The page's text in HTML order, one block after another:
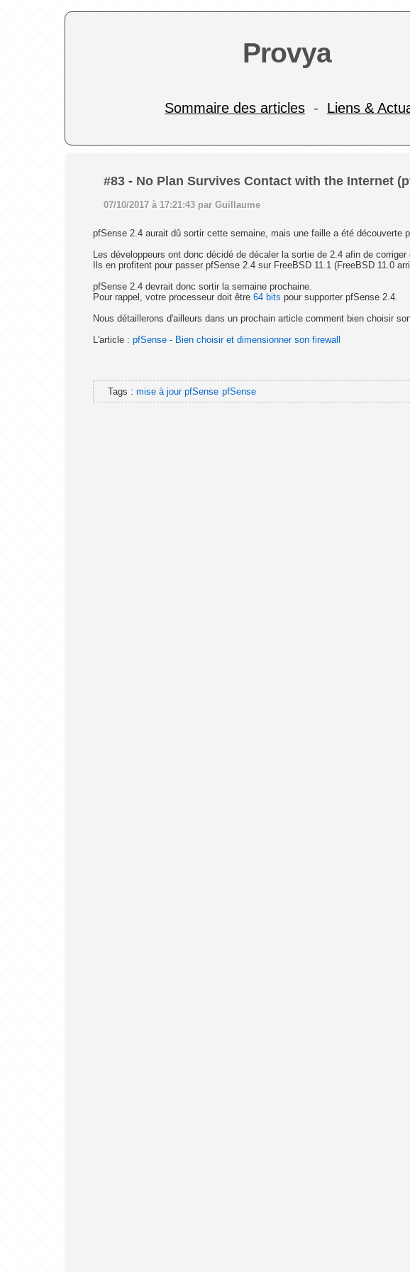
Provya
Sommaire des articles - Liens &
#83 - No Plan Survives Contact with the Internet
07/10/2017 à 17:21:43 par Guillaume
pfSense 2.4 aurait dû sortir cette semaine, mais une faille a été découverte
Les développeurs ont donc décidé de décaler la sortie de 2.4 afin de
Ils en profitent pour passer pfSense 2.4 sur FreeBSD 11.1 (FreeBSD 11.0
pfSense 2.4 devrait donc sortir la semaine prochaine.
Pour rappel, votre processeur doit être 64 bits pour supporter pfSense 2.4.
Nous détaillerons d'ailleurs dans un prochain article comment bien choisir
L'article : pfSense - Bien choisir et dimensionner son firewall
Tags : mise à jour pfSense pfSense